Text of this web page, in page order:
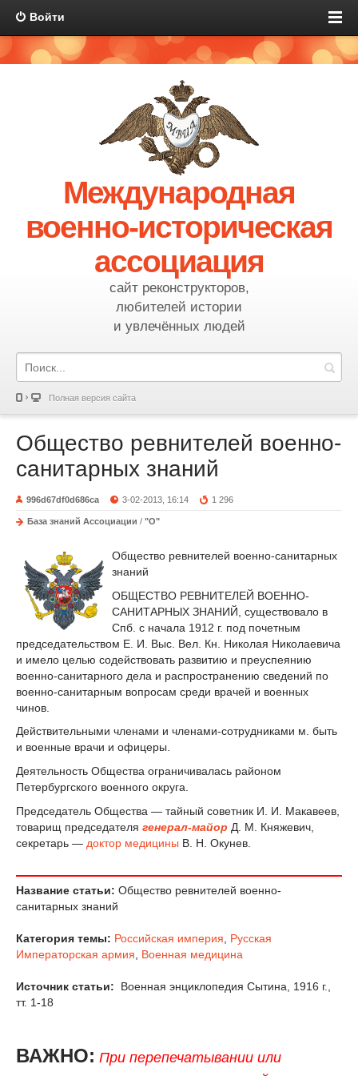
Войти
Международная
военно-историческая
ассоциация
сайт реконструкторов,
любителей истории
и увлечённых людей
Полная версия сайта
Общество ревнителей военно-
санитарных знаний
996d67df0d686ca 3-02-2013, 16:14 1 296
База знаний Ассоциации / "О"
Общество ревнителей военно-санитарных
знаний
ОБЩЕСТВО РЕВНИТЕЛЕЙ ВОЕННО-
САНИТАРНЫХ ЗНАНИЙ, существовало в
Спб. с начала 1912 г. под почетным
председательством Е. И. Выс. Вел. Кн. Николая Николаевича
и имело целью содействовать развитию и преуспеянию
военно-санитарного дела и распространению сведений по
военно-санитарным вопросам среди врачей и военных
чинов.
Действительными членами и членами-сотрудниками м. быть
и военные врачи и офицеры.
Деятельность Общества ограничивалась районом
Петербургского военного округа.
Председатель Общества — тайный советник И. И. Макавеев,
товарищ председателя генерал-майор Д. М. Княжевич,
секретарь — доктор медицины В. Н. Окунев.
Название статьи: Общество ревнителей военно-
санитарных знаний
Категория темы: Российская империя
Русская
Императорская армия
Военная медицина
Источник статьи:
Военная энциклопедия Сытина, 1916 г.,
тт. 1-18
ВАЖНО: При перепечатывании или